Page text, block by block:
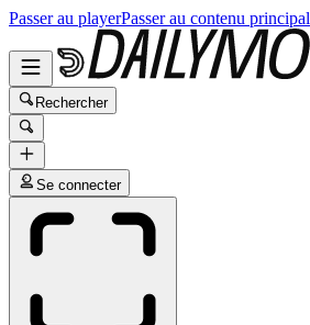
Passer au playerPasser au contenu principal
Rechercher
Se connecter